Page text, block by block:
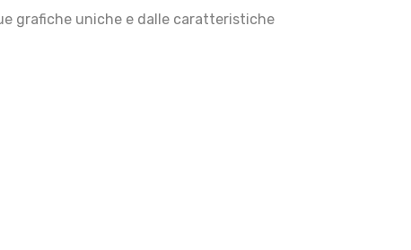
grafiche uniche e dalle caratteristiche